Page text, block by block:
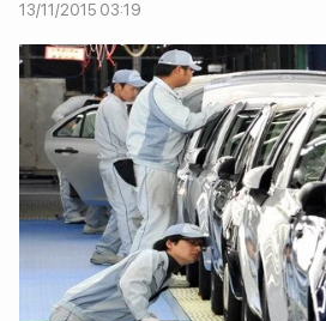
13/11/2015 03:19